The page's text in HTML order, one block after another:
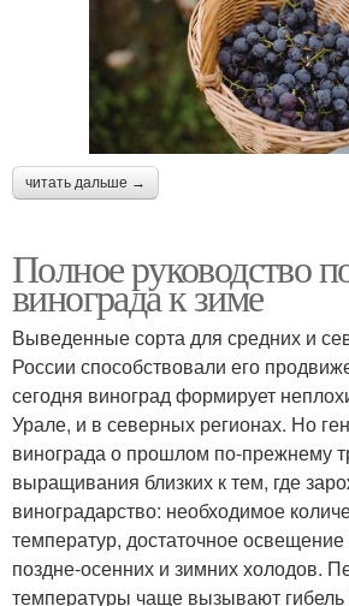
читать дальше →
Полное руководство
винограда к зиме
Выведенные сорта для средних и
России способствовали его
сегодня виноград формирует
Урале, и в северных регионах. Но
винограда о прошлом по-прежнему
выращивания близких к тем, где
виноградарство: необходимое
температур, достаточное
поздне-осенних и зимних холодов.
температуры чаще вызывают